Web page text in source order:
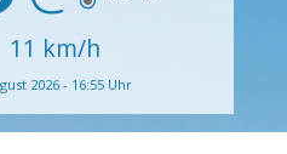
11 km/h
2026 - 16:55 Uhr